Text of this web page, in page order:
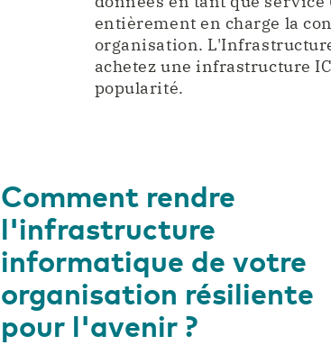
entièrement en charge la
organisation.
achetez une infrastructure
popularité.
Comment rendre
l'infrastructure
informatique de votre
organisation résiliente
pour l'avenir ?